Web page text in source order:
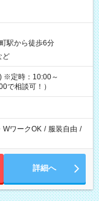
駅から徒歩6分
ど
※定時：10:00～
で相談可！）
WワークOK / 服装自由 /
詳細へ